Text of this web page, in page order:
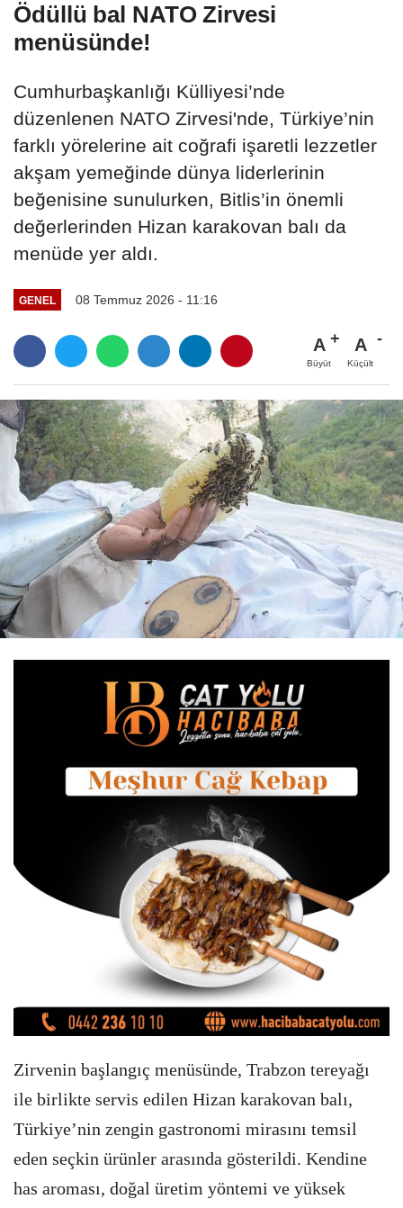
Ödüllü bal NATO Zirvesi
menüsünde!
Cumhurbaşkanlığı Külliyesi’nde
düzenlenen NATO Zirvesi'nde, Türkiye’nin
farklı yörelerine ait coğrafi işaretli lezzetler
akşam yemeğinde dünya liderlerinin
beğenisine sunulurken, Bitlis’in önemli
değerlerinden Hizan karakovan balı da
menüde yer aldı.
GENEL 08 Temmuz 2026 - 11:16
A
Büyüt
A
Küçült
Zirvenin başlangıç menüsünde, Trabzon tereyağı
ile birlikte servis edilen Hizan karakovan balı,
Türkiye’nin zengin gastronomi mirasını temsil
eden seçkin ürünler arasında gösterildi. Kendine
has aroması, doğal üretim yöntemi ve yüksek